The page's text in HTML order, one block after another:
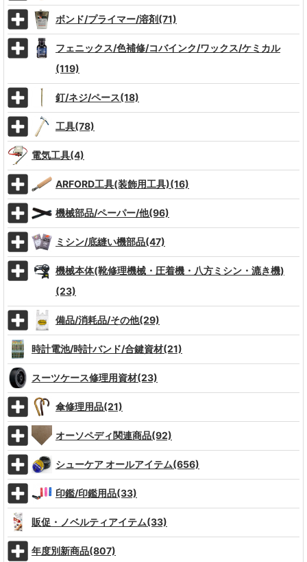
ボンド/プライマー/溶剤(71)
フェニックス/色補修/コバインク/ワックス/ケミカル
(119)
釘/ネジ/ペース(18)
工具(78)
電気工具(4)
ARFORD工具(装飾用工具)(16)
機械部品/ペーパー/他(96)
ミシン/底縫い機部品(47)
機械本体(靴修理機械・圧着機・八方ミシン・漉き機)
(23)
備品/消耗品/その他(29)
時計電池/時計バンド/合鍵資材(21)
スーツケース修理用資材(23)
傘修理用品(21)
オーソペディ関連商品(92)
シューケア オールアイテム(656)
印鑑/印鑑用品(33)
販促・ノベルティアイテム(33)
年度別新商品(807)